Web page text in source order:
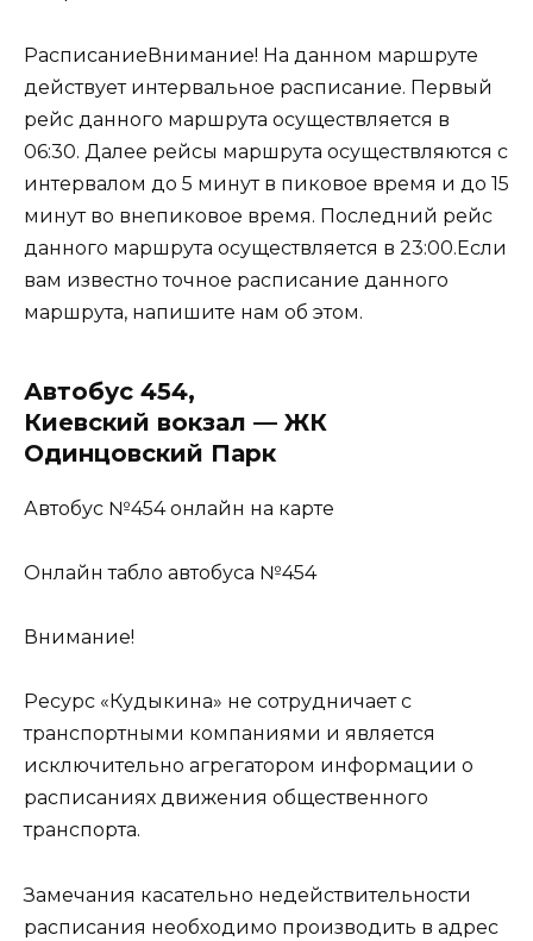
РасписаниеВнимание! На данном маршруте
действует интервальное расписание. Первый
рейс данного маршрута осуществляется в
06:30. Далее рейсы маршрута осуществляются с
интервалом до 5 минут в пиковое время и до 15
минут во внепиковое время. Последний рейс
данного маршрута осуществляется в 23:00.Если
вам известно точное расписание данного
маршрута, напишите нам об этом.
Автобус 454,
Киевский вокзал — ЖК
Одинцовский Парк
Автобус №454 онлайн на карте
Онлайн табло автобуса №454
Внимание!
Ресурс «Кудыкина» не сотрудничает с
транспортными компаниями и является
исключительно агрегатором информации о
расписаниях движения общественного
транспорта.
Замечания касательно недействительности
расписания необходимо производить в адрес